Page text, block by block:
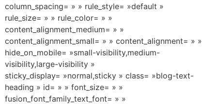
column_spacing= » » rule_style= »default »
rule_size= » » rule_color= » »
content_alignment_medium= » »
content_alignment_small= » » content_alignment= » »
hide_on_mobile= »small-visibility,medium-
visibility,large-visibility »
sticky_display= »normal,sticky » class= »blog-text-
heading » id= » » font_size= » »
fusion_font_family_text_font= » »